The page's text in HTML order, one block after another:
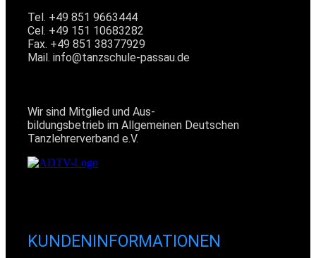
Tel. +49 851 9663444
Cel. +49 151 10683282
Fax. +49 851 38377929
Mail. info@tanzschule-passau.de
Wir sind Mitglied und Aus-
bildungsbetrieb im Allgemeinen Deutschen
Tanzlehrerverband e.V.
KUNDENINFORMATIONEN